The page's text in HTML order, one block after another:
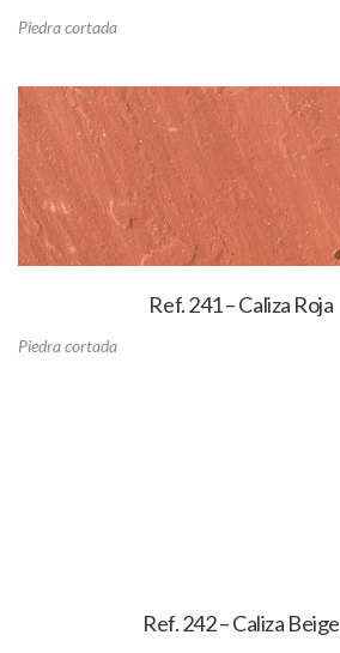
Piedra cortada
Ref. 241 – Caliza Roja
Piedra cortada
Ref. 242 – Caliza Beige